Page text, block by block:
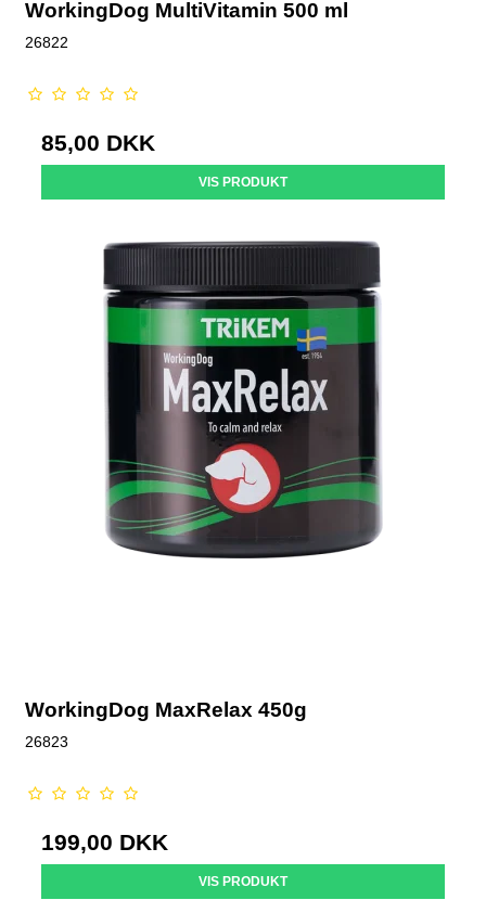
WorkingDog MultiVitamin 500 ml
26822
85,00 DKK
VIS PRODUKT
WorkingDog MaxRelax 450g
26823
199,00 DKK
VIS PRODUKT